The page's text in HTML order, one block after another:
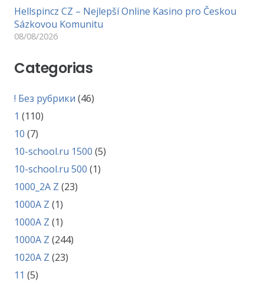
Hellspincz CZ – Nejlepší Online Kasino pro Českou
Sázkovou Komunitu
08/08/2026
Categorias
! Без рубрики (46)
1 (110)
10 (7)
10-school.ru 1500 (5)
10-school.ru 500 (1)
1000_2A Z (23)
1000A Z (1)
1000A Z (1)
1000A Z (244)
1020A Z (23)
11 (5)